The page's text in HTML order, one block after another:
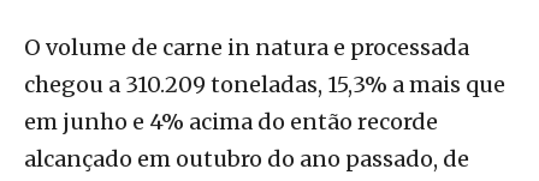
O volume de carne in natura e processada
chegou a 310.209 toneladas, 15,3% a mais que
em junho e 4% acima do então recorde
alcançado em outubro do ano passado, de